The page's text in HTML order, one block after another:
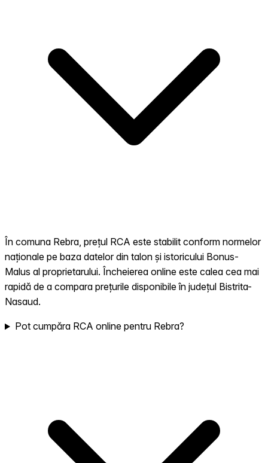
În comuna Rebra, prețul RCA este stabilit conform normelor
naționale pe baza datelor din talon și istoricului Bonus-
Malus al proprietarului. Încheierea online este calea cea mai
rapidă de a compara prețurile disponibile în județul Bistrita-
Nasaud.
Pot cumpăra RCA online pentru Rebra?